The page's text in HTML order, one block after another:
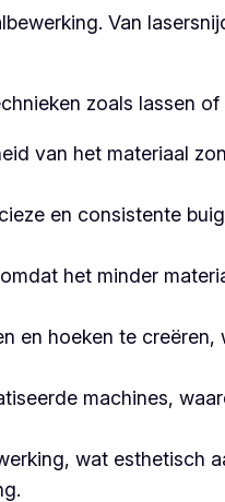
Van
zoals lassen of
van het materiaal
en consistente
het minder
en hoeken te
machines,
wat esthetisch